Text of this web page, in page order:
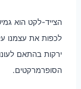
הצייד-לקט הוא
לכפות את עצמנו
ירקות בהתאם
הסופרמרקטים.